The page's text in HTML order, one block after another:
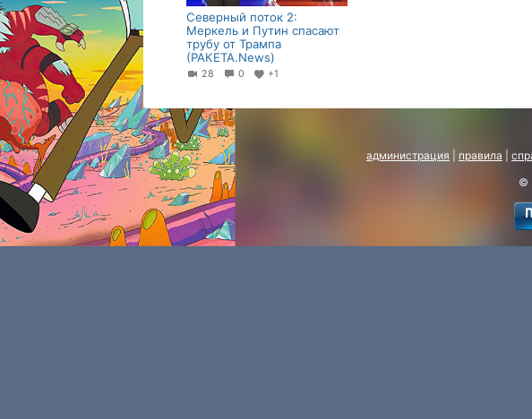
Северный поток 2:
Меркель и Путин спасают
трубу от Трампа
(РАКЕТА.News)
28 0 +1
администрация правила
©